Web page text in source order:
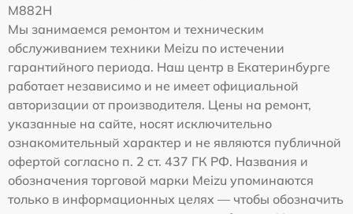
M882H
Мы занимаемся ремонтом и техническим
обслуживанием техники Meizu по истечении
гарантийного периода. Наш центр в Екатеринбурге
работает независимо и не имеет официальной
авторизации от производителя. Цены на ремонт,
указанные на сайте, носят исключительно
ознакомительный характер и не являются публичной
офертой согласно п. 2 ст. 437 ГК РФ. Названия и
обозначения торговой марки Meizu упоминаются
только в информационных целях — чтобы обозначить